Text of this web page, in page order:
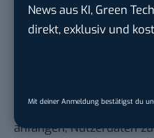
News aus KI, Green
direkt, exklusiv und
Mit deiner Anmeldung bestätigst du
Onlinereisemarkt sich
Nutzer wollen genau
ihre Nutzer besser
anfangen, Nutzerdaten